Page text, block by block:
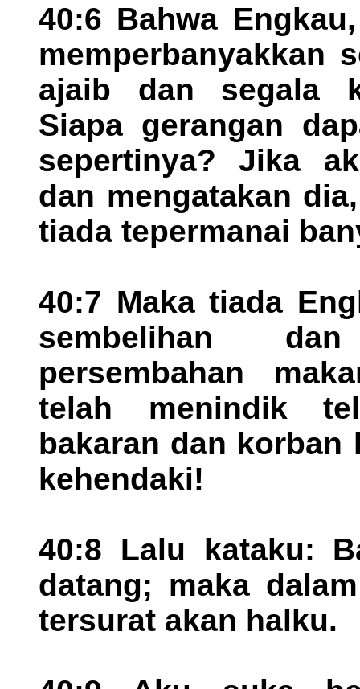
40:6 Bahwa
memperbanyakkan
ajaib dan segala
Siapa gerangan
sepertinya? Jika
dan mengatakan
tiada tepermanai
40:7 Maka tiada
sembelihan
persembahan
telah menindik
bakaran dan korban
kehendaki!
40:8 Lalu kataku:
datang; maka
tersurat akan halku.